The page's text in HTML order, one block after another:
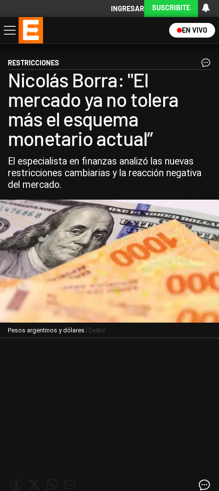
INGRESAR SUSCRIBITE
EN VIVO
Economía
Política
Internacional
Actualidad
Descargá la App
RESTRICCIONES
Nicolás Borra: "El
mercado ya no tolera
más el esquema
monetario actual”
El especialista en finanzas analizó las nuevas
restricciones cambiarias y la reacción negativa
del mercado.
Pesos argentinos y dólares | Cedoc